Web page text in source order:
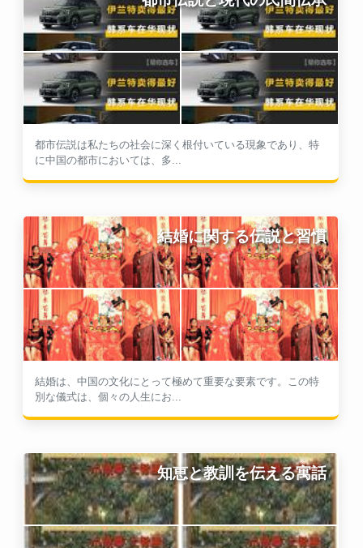
都市伝説は私たちの社会に深く根付いている現象であり、特
に中国の都市においては、多...
結婚に関する伝説と習慣
結婚は、中国の文化にとって極めて重要な要素です。この特
別な儀式は、個々の人生にお...
知恵と教訓を伝える寓話